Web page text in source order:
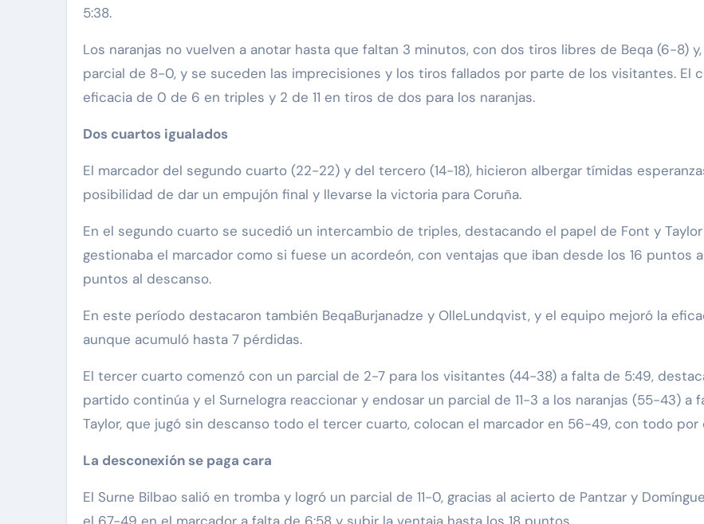
5:38.
Los naranjas no vuelven a anotar hasta que faltan 3 minutos, con dos tiros libres de Beqa (6-8)
parcial de 8-0, y se suceden las imprecisiones y los tiros fallados por parte de los visitantes. El
eficacia de 0 de 6 en triples y 2 de 11 en tiros de dos para los naranjas.
Dos cuartos igualados
El marcador del segundo cuarto (22-22) y del tercero (14-18), hicieron albergar tímidas
posibilidad de dar un empujón final y llevarse la victoria para Coruña.
En el segundo cuarto se sucedió un intercambio de triples, destacando el papel de Font y
gestionaba el marcador como si fuese un acordeón, con ventajas que iban desde los 16 puntos
puntos al descanso.
En este período destacaron también BeqaBurjanadze y OlleLundqvist, y el equipo mejoró la
aunque acumuló hasta 7 pérdidas.
El tercer cuarto comenzó con un parcial de 2-7 para los visitantes (44-38) a falta de 5:49,
partido continúa y el Surnelogra reaccionar y endosar un parcial de 11-3 a los naranjas (55-43) a
Taylor, que jugó sin descanso todo el tercer cuarto, colocan el marcador en 56-49, con todo
La desconexión se paga cara
El Surne Bilbao salió en tromba y logró un parcial de 11-0, gracias al acierto de Pantzar y